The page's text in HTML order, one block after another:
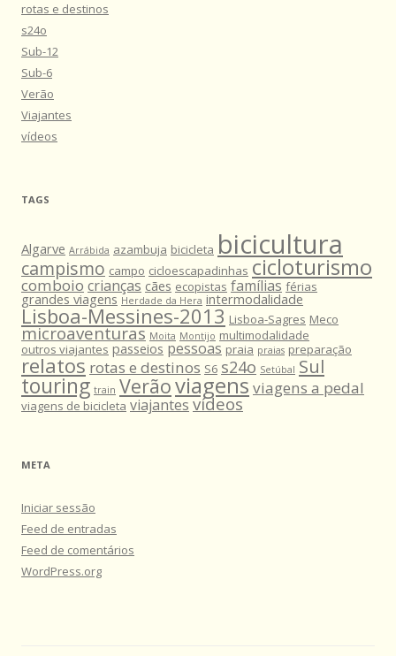
rotas e destinos
s24o
Sub-12
Sub-6
Verão
Viajantes
vídeos
TAGS
Algarve Arrábida azambuja bicicleta bicicultura
campismo campo cicloescapadinhas cicloturismo
comboio crianças cães ecopistas famílias férias
grandes viagens Herdade da Hera intermodalidade
Lisboa-Messines-2013 Lisboa-Sagres Meco
microaventuras Moita Montijo multimodalidade
outros viajantes passeios pessoas praia praias preparação
relatos rotas e destinos S6 s24o Setúbal Sul
touring train Verãoviagens viagens a pedal
viagens de bicicleta viajantes vídeos
META
Iniciar sessão
Feed de entradas
Feed de comentários
WordPress.org